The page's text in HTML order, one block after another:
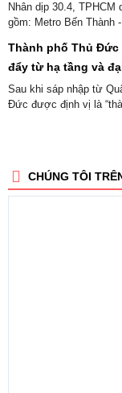
Nhân dịp 30.4,
gồm: Metro Bến Thành
Thành phố Thủ Đức
đẩy từ hạ tầng và
Sau khi sáp nhập từ
Đức được định vị là
CHÚNG TÔI